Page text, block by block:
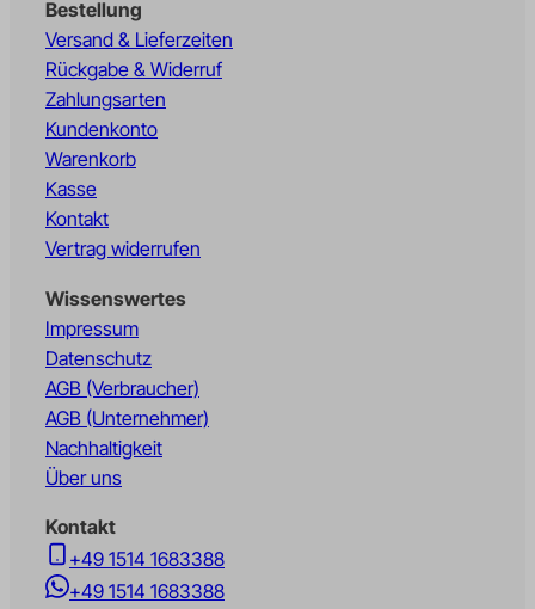
Bestellung
Versand & Lieferzeiten
Rückgabe & Widerruf
Zahlungsarten
Kundenkonto
Warenkorb
Kasse
Kontakt
Vertrag widerrufen
Wissenswertes
Impressum
Datenschutz
AGB (Verbraucher)
AGB (Unternehmer)
Nachhaltigkeit
Über uns
Kontakt
+49 1514 1683388
+49 1514 1683388
wffn_utm_term_last
wpc*
X-MC-Endpoint-ID
fonts.gstatic.com
www.google.pl
www.google.rs
www.googletagmanager.com